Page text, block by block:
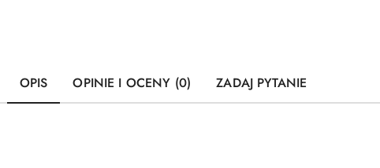
OPIS OPINIE I OCENY (0) ZADAJ PYTANIE